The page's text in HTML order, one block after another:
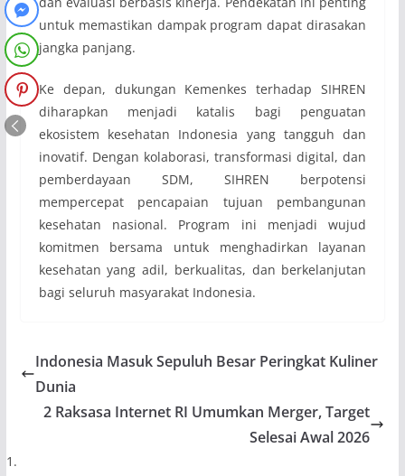
untuk memastikan dampak program dapat dirasakan
jangka panjang.
Ke depan, dukungan Kemenkes terhadap SIHREN
diharapkan menjadi katalis bagi penguatan
ekosistem kesehatan Indonesia yang tangguh dan
inovatif. Dengan kolaborasi, transformasi digital, dan
pemberdayaan SDM, SIHREN berpotensi
mempercepat pencapaian tujuan pembangunan
kesehatan nasional. Program ini menjadi wujud
komitmen bersama untuk menghadirkan layanan
kesehatan yang adil, berkualitas, dan berkelanjutan
bagi seluruh masyarakat Indonesia.
Indonesia Masuk Sepuluh Besar Peringkat Kuliner
Dunia
2 Raksasa Internet RI Umumkan Merger, Target
Selesai Awal 2026